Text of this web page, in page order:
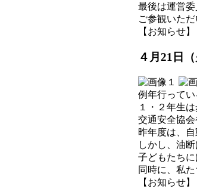
最後は運営
ご参観いた
【お知らせ
４月21日
例年行ってい
１・２年生
交通安全協
昨年度は、
しかし、油断
子どもたち
同時に、私
【お知らせ